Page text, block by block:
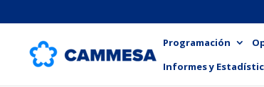
Programación
Informes y